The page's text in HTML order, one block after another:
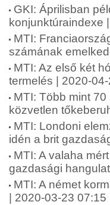
GKI: Áprilisban
konjunktúraindexe
MTI:
számának
MTI: Az első két
termelés | 2020-
MTI: Több mint
közvetlen
MTI: Londoni
idén a brit
MTI: A valaha
gazdasági
MTI: A német
| 2020-03-23 07:15